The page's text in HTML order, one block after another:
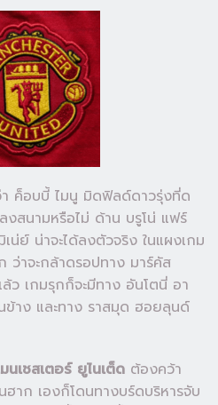
ค็อบบี้ ไมนู มิดฟิลด์ดาวรุ่งที่ด
งสนามหรือไม่ ด้าน บรูโน่ แฟร์
ย์ น่าจะได้ลงตัวจริง ในแผงเกม
ว่าจะกล้าดรอปทาง มาร์คัส
ว เกมรุกก็จะมีทาง อันโตนี่ อา
ข้าง และทาง ราสมุด ฮอยลุนด์
นเชสเตอร์ ยูไนเต็ด ต้องคว้า
ฮาก เองก็โดนทางบร์ดบริหารจับ